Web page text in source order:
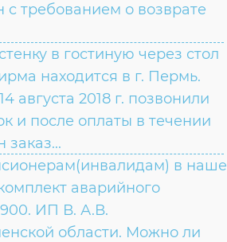
требованием о возврате
в гостиную через стол
находится в г. Пермь.
августа 2018 г. позвонили
и после оплаты в течении
заказ...
в наше
аварийного
ИП В. А.В.
области. Можно ли